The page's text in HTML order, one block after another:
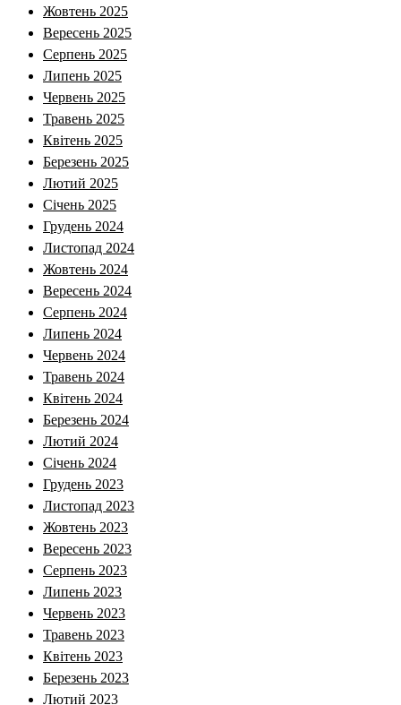
Жовтень 2025
Вересень 2025
Серпень 2025
Липень 2025
Червень 2025
Травень 2025
Квітень 2025
Березень 2025
Лютий 2025
Січень 2025
Грудень 2024
Листопад 2024
Жовтень 2024
Вересень 2024
Серпень 2024
Липень 2024
Червень 2024
Травень 2024
Квітень 2024
Березень 2024
Лютий 2024
Січень 2024
Грудень 2023
Листопад 2023
Жовтень 2023
Вересень 2023
Серпень 2023
Липень 2023
Червень 2023
Травень 2023
Квітень 2023
Березень 2023
Лютий 2023